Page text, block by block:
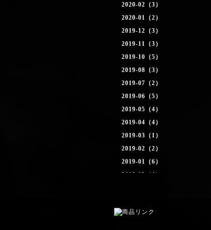
2020-02（3）
2020-01（2）
2019-12（3）
2019-11（3）
2019-10（5）
2019-08（3）
2019-07（2）
2019-06（5）
2019-05（4）
2019-04（4）
2019-03（1）
2019-02（2）
2019-01（6）
2018-12（4）
2018-09（1）